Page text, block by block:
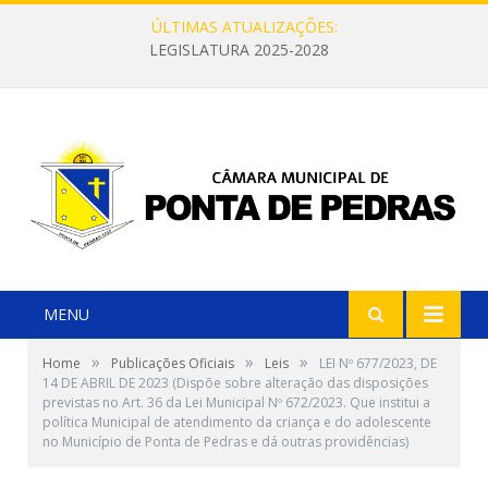
ÚLTIMAS ATUALIZAÇÕES:
LEGISLATURA 2025-2028
MENU
Home » Publicações Oficiais » Leis »
LEI Nº 677/2023, DE
14 DE ABRIL DE 2023 (Dispõe sobre alteração das disposições
previstas no Art. 36 da Lei Municipal Nº 672/2023. Que institui a
política Municipal de atendimento da criança e do adolescente
no Município de Ponta de Pedras e dá outras providências)